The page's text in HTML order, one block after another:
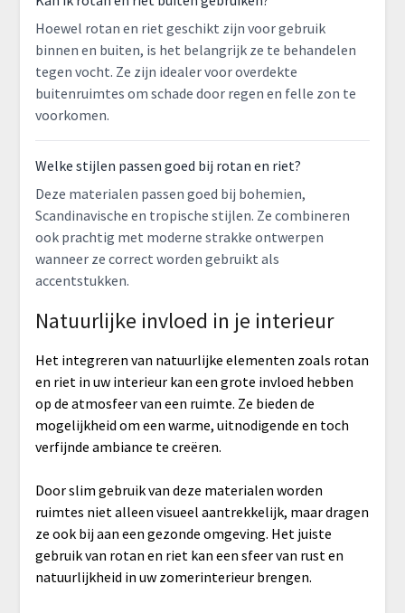
Hoewel rotan en riet geschikt zijn voor gebruik
binnen en buiten, is het belangrijk ze te behandelen
tegen vocht. Ze zijn idealer voor overdekte
buitenruimtes om schade door regen en felle zon te
voorkomen.
Welke stijlen passen goed bij rotan en riet?
Deze materialen passen goed bij bohemien,
Scandinavische en tropische stijlen. Ze combineren
ook prachtig met moderne strakke ontwerpen
wanneer ze correct worden gebruikt als
accentstukken.
Natuurlijke invloed in je interieur
Het integreren van natuurlijke elementen zoals rotan
en riet in uw interieur kan een grote invloed hebben
op de atmosfeer van een ruimte. Ze bieden de
mogelijkheid om een warme, uitnodigende en toch
verfijnde ambiance te creëren.
Door slim gebruik van deze materialen worden
ruimtes niet alleen visueel aantrekkelijk, maar dragen
ze ook bij aan een gezonde omgeving. Het juiste
gebruik van rotan en riet kan een sfeer van rust en
natuurlijkheid in uw zomerinterieur brengen.